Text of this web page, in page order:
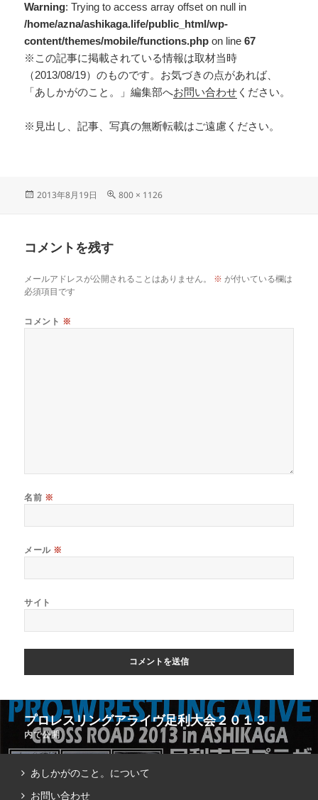
Warning: Trying to access array offset on null in
/home/azna/ashikaga.life/public_html/wp-
content/themes/mobile/functions.php on line67
※この記事に掲載されている情報は取材当時
（2013/08/19）のものです。お気づきの点があれば、
「あしかがのこと。」編集部へお問い合わせ ください。
※見出し、記事、写真の無断転載はご遠慮ください。
2013年8月19日 800 × 1126
コメントを残す
メールアドレスが公開されることはありません。 ※ が付いている欄は
必須項目です
コメント ※
名前 ※
メール ※
サイト
プロレスリングアライヴ足利大会２０１３
内で公開
あしかがのこと。について
お問い合わせ